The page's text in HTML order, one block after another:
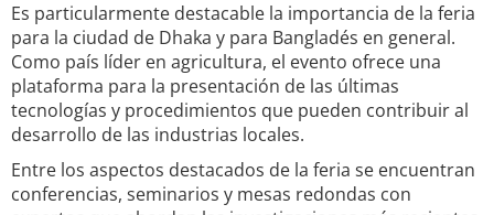
Es particularmente destacable la importancia de la feria
para la ciudad de Dhaka y para Bangladés en general.
Como país líder en agricultura, el evento ofrece una
plataforma para la presentación de las últimas
tecnologías y procedimientos que pueden contribuir al
desarrollo de las industrias locales.
Entre los aspectos destacados de la feria se encuentran
conferencias, seminarios y mesas redondas con